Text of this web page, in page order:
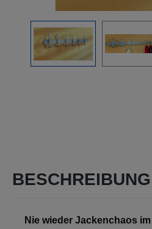
BESCHREIBUNG
Nie wieder Jackenchaos